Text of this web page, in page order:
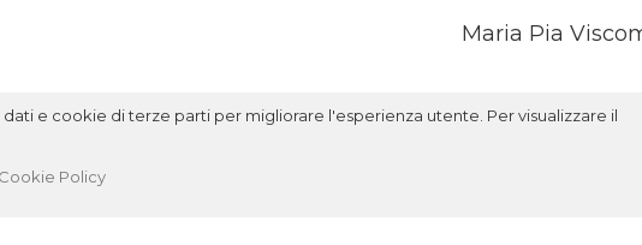
Maria Pia
e cookie di terze parti per migliorare l'esperienza utente. Per visualizzare il
Policy